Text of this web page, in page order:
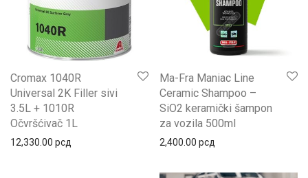
Cromax 1040R
Universal 2K Filler sivi
3.5L + 1010R
Očvršćivač 1L
12,330.00 рсд
Ma-Fra Maniac Line
Ceramic Shampoo –
SiO2 keramički šampon
za vozila 500ml
2,400.00 рсд